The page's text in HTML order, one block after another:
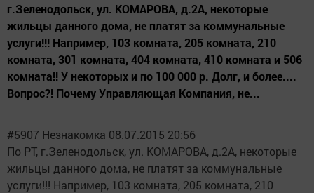
г.Зеленодольск, ул. КОМАРОВА, д.2А, некоторые
жильцы данного дома, не платят за коммунальные
услуги!!! Например, 103 комната, 205 комната, 210
комната, 301 комната, 404 комната, 410 комната и 506
комната!! У некоторых и по 100 000 р. Долг, и более....
Вопрос?! Почему Управляющая Компания, не...
#5907 Незнакомка 08.07.2015 20:56
По РТ, г.Зеленодольск, ул. КОМАРОВА, д.2А, некоторые
жильцы данного дома, не платят за коммунальные
услуги!!! Например, 103 комната, 205 комната, 210